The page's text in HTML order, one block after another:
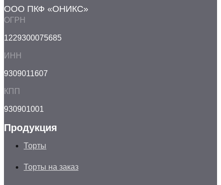
ООО ПКФ «ОНИКС»
ОГРН
1229300075685
ИНН
9309011607
КПП
930901001
Продукция
Торты
Торты на заказ